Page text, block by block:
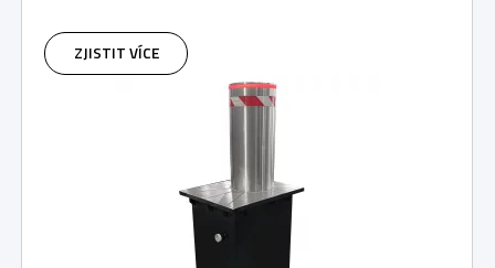
ZJISTIT VÍCE